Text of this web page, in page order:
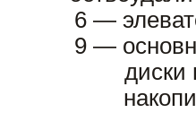
6 —
9 —